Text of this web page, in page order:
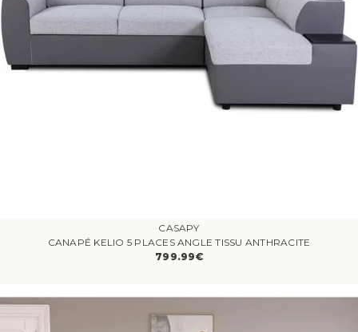
CASAPY
CANAPÉ KELIO 5 PLACES ANGLE TISSU ANTHRACITE
799.99€